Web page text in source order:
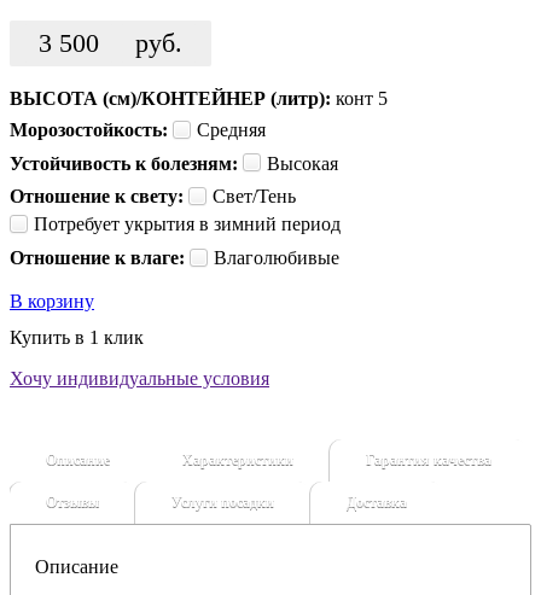
3 500 руб.
ВЫСОТА (см)/КОНТЕЙНЕР (литр): конт 5
Морозостойкость:
Средняя
Устойчивость к болезням:
Высокая
Отношение к свету:
Свет/Тень
Потребует укрытия в зимний период
Отношение к влаге:
Влаголюбивые
В корзину
Купить в 1 клик
Хочу индивидуальные условия
Описание Характеристики Гарантия качества
Отзывы Услуги посадки Доставка
Описание